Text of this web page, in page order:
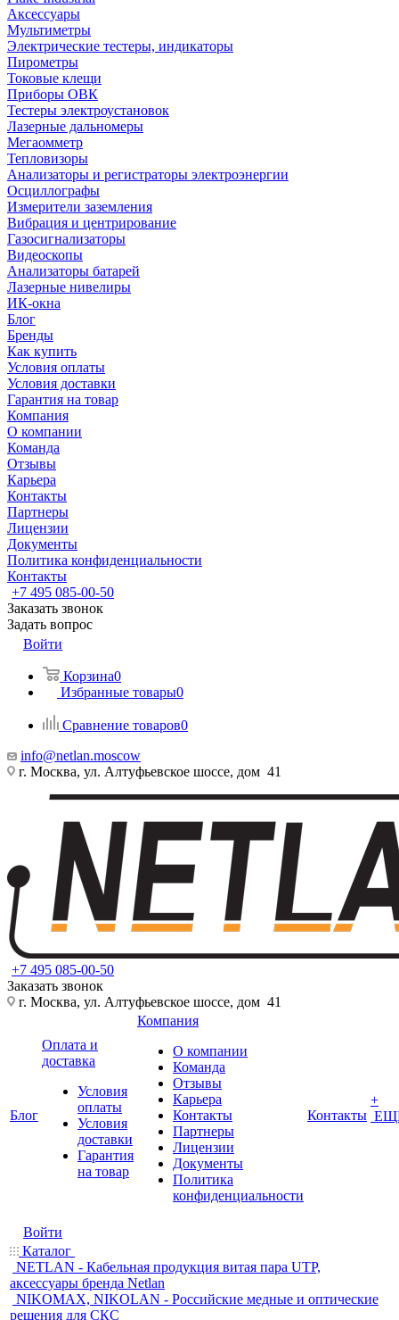
Аксессуары
Мультиметры
Электрические тестеры, индикаторы
Пирометры
Токовые клещи
Приборы ОВК
Тестеры электроустановок
Лазерные дальномеры
Мегаомметр
Тепловизоры
Анализаторы и регистраторы электроэнергии
Осциллографы
Измерители заземления
Вибрация и центрирование
Газосигнализаторы
Видеоскопы
Анализаторы батарей
Лазерные нивелиры
ИК-окна
Блог
Бренды
Как купить
Условия оплаты
Условия доставки
Гарантия на товар
Компания
О компании
Команда
Отзывы
Карьера
Контакты
Партнеры
Лицензии
Документы
Политика конфиденциальности
Контакты
+7 495 085-00-50
Заказать звонок
Задать вопрос
Войти
Корзина0
Избранные товары0
Сравнение товаров0
info@netlan.moscow
г. Москва, ул. Алтуфьевское шоссе, дом 41
+7 495 085-00-50
Заказать звонок
г. Москва, ул. Алтуфьевское шоссе, дом 41
Блог
Оплата и
доставка
Условия
оплаты
Условия
доставки
Гарантия
на товар
Компания
О компании
Команда
Отзывы
Карьера
Контакты
Партнеры
Лицензии
Документы
Политика
конфиденциальности
Контакты
+
Войти
Каталог
NETLAN - Кабельная продукция витая пара UTP,
аксессуары бренда Netlan
NIKOMAX, NIKOLAN - Российские медные и оптические
решения для СКС